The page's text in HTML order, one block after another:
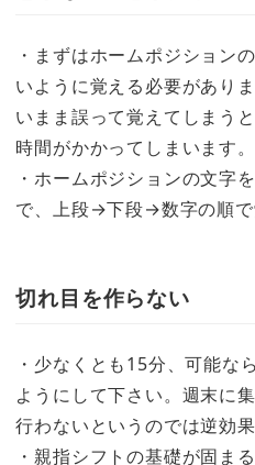
・まずはホームポジション
いように覚える必要があり
いまま誤って覚えてしまう
時間がかかってしまいます。
・ホームポジションの文字
で、上段→下段→数字の順で
切れ目を作らない
・少なくとも15分、可能な
ようにして下さい。週末に
行わないというのでは逆効果
・親指シフトの基礎が固ま